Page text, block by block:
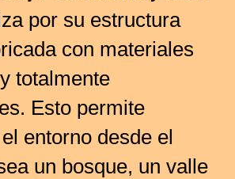
por su estructura
con materiales
totalmente
Esto permite
entorno desde el
un bosque, un valle